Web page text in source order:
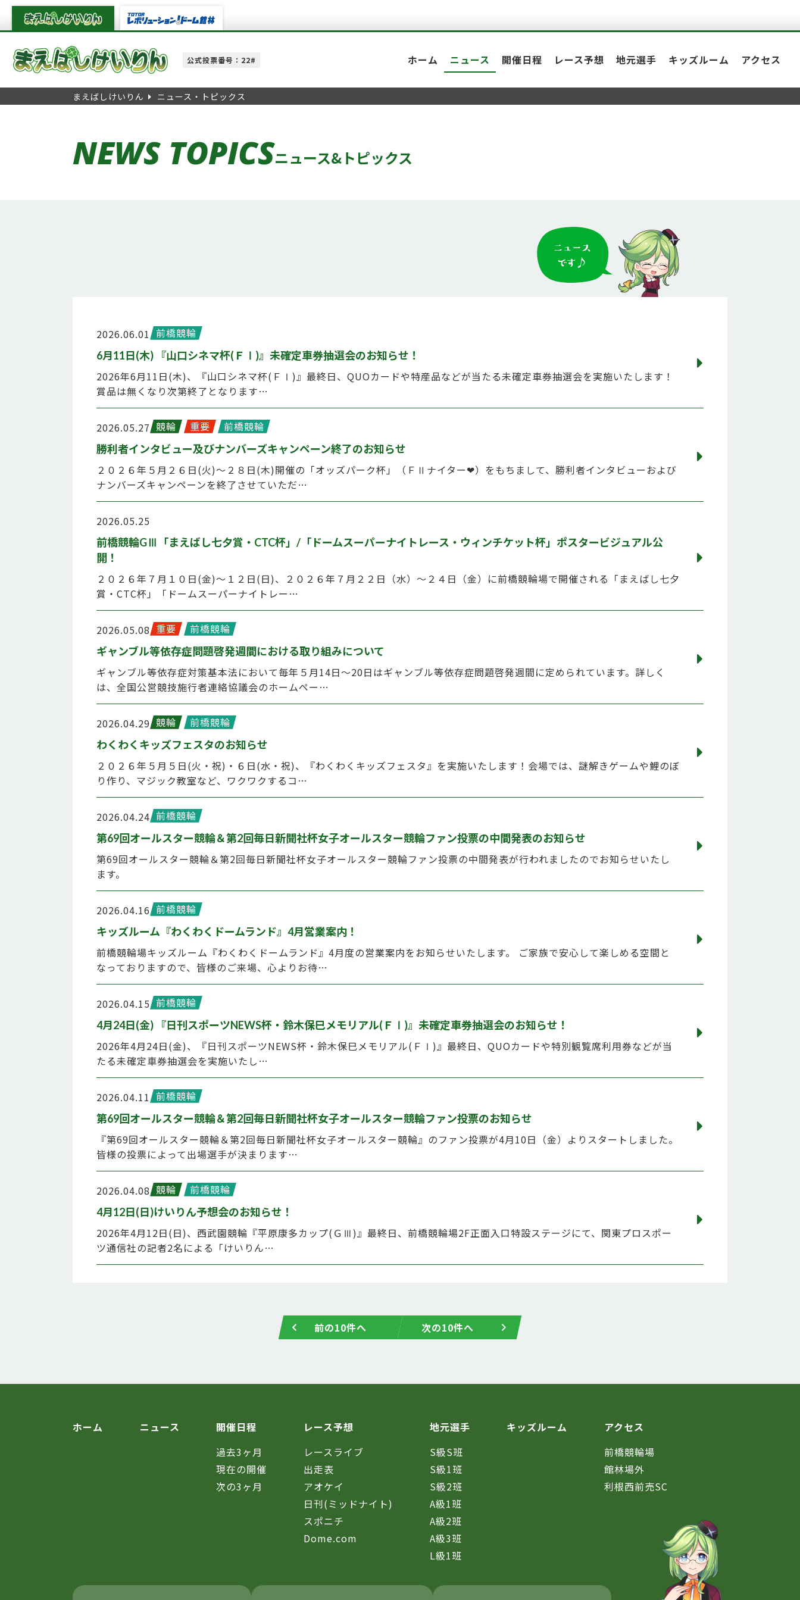
公式投票番号：22# ホーム ニュース 開催日程 レース予想 地元選手 キッズルーム アクセス
まえばしけいりん ニュース・トピックス
NEWS TOPICSニュース&トピックス
2026.06.01 前橋競輪
6月11日(木) 『山口シネマ杯(ＦⅠ)』未確定車券抽選会のお知らせ！
2026年6月11日(木)、『山口シネマ杯(ＦⅠ)』最終日、QUOカードや特産品などが当たる未確定車券抽選会を実施いたします！
賞品は無くなり次第終了となります…
2026.05.27 競輪 重要 前橋競輪
勝利者インタビュー及びナンバーズキャンペーン終了のお知らせ
２０２６年５月２６日(火)～２８日(木)開催の「オッズパーク杯」（ＦⅡナイター❤）をもちまして、勝利者インタビューおよび
ナンバーズキャンペーンを終了させていただ…
2026.05.25
前橋競輪GⅢ「まえばし七夕賞・CTC杯」/「ドームスーパーナイトレース・ウィンチケット杯」ポスタービジュアル公
開！
２０２６年７月１０日(金)～１２日(日)、２０２６年７月２２日（水）～２４日（金）に前橋競輪場で開催される「まえばし七夕
賞・CTC杯」「ドームスーパーナイトレー…
2026.05.08 重要 前橋競輪
ギャンブル等依存症問題啓発週間における取り組みについて
ギャンブル等依存症対策基本法において毎年５月14日～20日はギャンブル等依存症問題啓発週間に定められています。詳しく
は、全国公営競技施行者連絡協議会のホームペー…
2026.04.29 競輪 前橋競輪
わくわくキッズフェスタのお知らせ
２０２６年５月５日(火・祝)・６日(水・祝)、『わくわくキッズフェスタ』を実施いたします！会場では、謎解きゲームや鯉のぼ
り作り、マジック教室など、ワクワクするコ…
2026.04.24 前橋競輪
第69回オールスター競輪＆第2回毎日新聞社杯女子オールスター競輪ファン投票の中間発表のお知らせ
第69回オールスター競輪＆第2回毎日新聞社杯女子オールスター競輪ファン投票の中間発表が行われましたのでお知らせいたし
ます。
2026.04.16 前橋競輪
キッズルーム『わくわくドームランド』4月営業案内！
前橋競輪場キッズルーム『わくわくドームランド』4月度の営業案内をお知らせいたします。 ご家族で安心して楽しめる空間と
なっておりますので、皆様のご来場、心よりお待…
2026.04.15 前橋競輪
4月24日(金) 『日刊スポーツNEWS杯・鈴木保巳メモリアル(ＦⅠ)』未確定車券抽選会のお知らせ！
2026年4月24日(金)、『日刊スポーツNEWS杯・鈴木保巳メモリアル(ＦⅠ)』最終日、QUOカードや特別観覧席利用券などが当
たる未確定車券抽選会を実施いたし…
2026.04.11 前橋競輪
第69回オールスター競輪＆第2回毎日新聞社杯女子オールスター競輪ファン投票のお知らせ
『第69回オールスター競輪＆第2回毎日新聞社杯女子オールスター競輪』のファン投票が4月10日（金）よりスタートしました。
皆様の投票によって出場選手が決まります…
2026.04.08 競輪 前橋競輪
4月12日(日)けいりん予想会のお知らせ！
2026年4月12日(日)、西武園競輪『平原康多カップ(ＧⅢ)』最終日、前橋競輪場2F正面入口特設ステージにて、関東プロスポー
ツ通信社の記者2名による「けいりん…
前の10件へ 次の10件へ
ホーム ニュース
開催日程
過去3ヶ月
現在の開催
次の3ヶ月
レース予想
レースライブ
出走表
アオケイ
日刊(ミッドナイト)
スポニチ
Dome.com
地元選手
S級S班
S級1班
S級2班
A級1班
A級2班
A級3班
L級1班
キッズルーム
アクセス
前橋競輪場
館林場外
利根西前売SC